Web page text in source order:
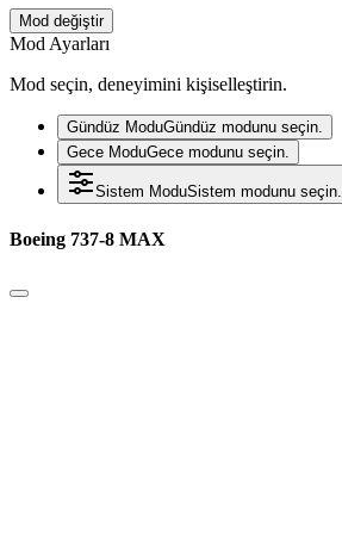
Mod değiştir
Mod Ayarları
Mod seçin, deneyimini kişiselleştirin.
Gündüz ModuGündüz modunu seçin.
Gece ModuGece modunu seçin.
Sistem ModuSistem modunu seçin.
Boeing 737-8 MAX